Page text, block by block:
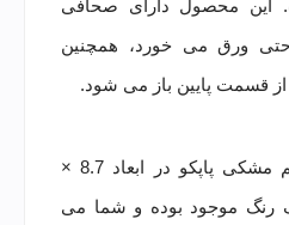
این محصول دارای صحافی
ورق می خورد، همچنین
قسمت پایین باز می شود.
دفتر یادداشت با سیم مشکی پاپکو در ابعاد 8.7 ×
تک رنگ موجود بوده و شما می